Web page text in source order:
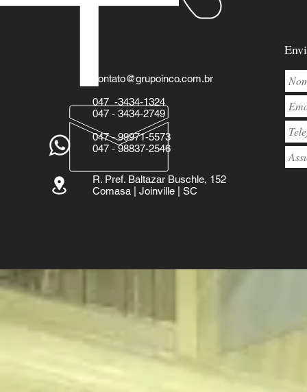
contato@grupoinco.com.br
047 -3434-1324
047 - 3434-2749
047 - 99971-5573
047 - 98837-2546
R. Pref. Baltazar Buschle, 152
Comasa | Joinville | SC